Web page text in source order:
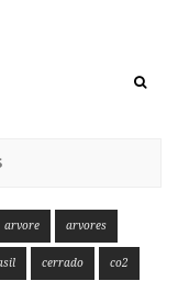
arvore arvores
cerrado co2